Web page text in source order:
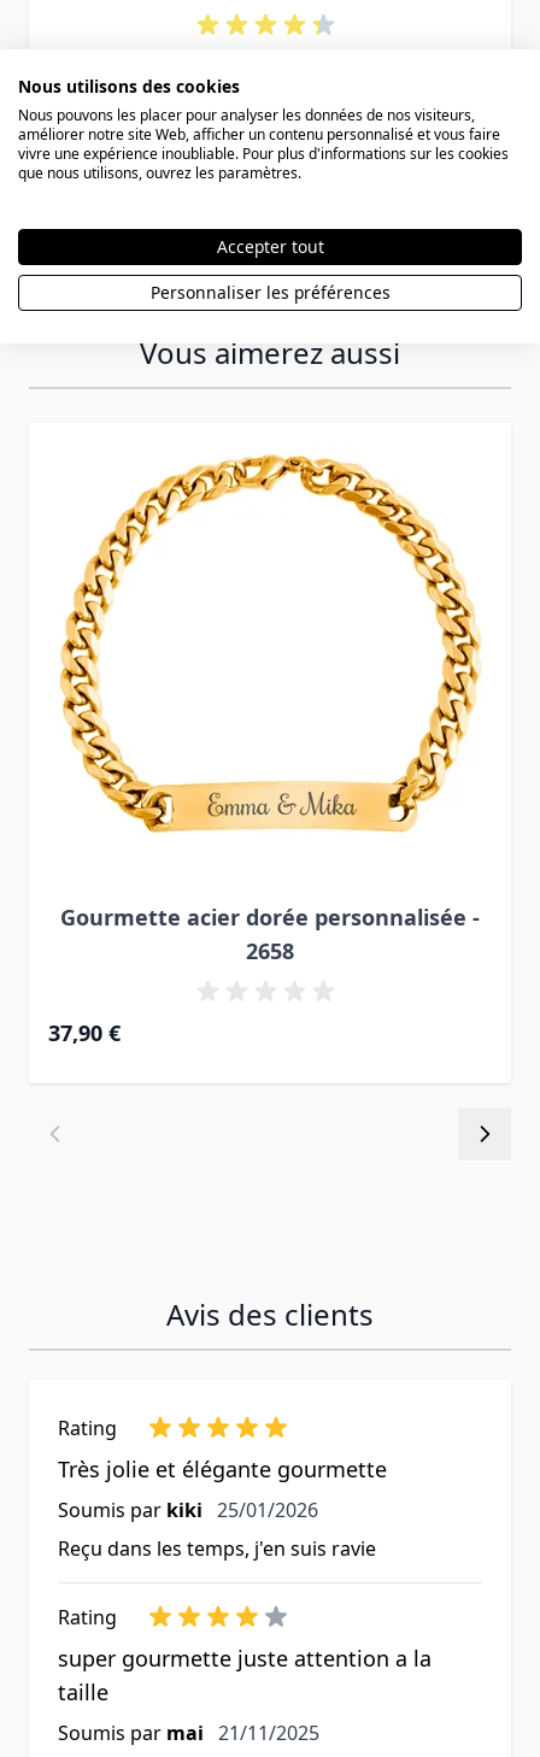
Vous aimerez aussi
Gourmette acier dorée personnalisée -
2658
37,90 €
Avis des clients
Rating
Très jolie et élégante gourmette
Soumis par kiki 25 janvier 2026
25/01/2026
Reçu dans les temps, j'en suis ravie
Rating
super gourmette juste attention a la
taille
Soumis par mai 21 novembre 2025
21/11/2025
Nous utilisons des cookies
Nous pouvons les placer pour analyser les données de nos visiteurs,
améliorer notre site Web, afficher un contenu personnalisé et vous faire
vivre une expérience inoubliable. Pour plus d'informations sur les cookies
que nous utilisons, ouvrez les paramètres.
Accepter tout
Personnaliser les préférences